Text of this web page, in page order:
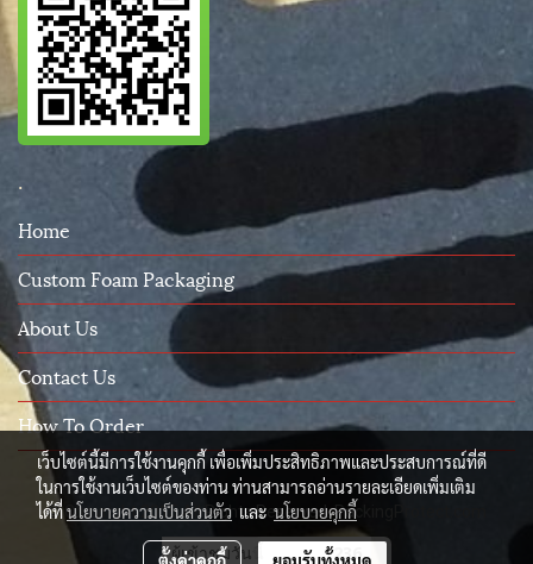
.
Home
Custom Foam Packaging
About Us
Contact Us
How To Order
© Copyright 2015 All Rights Reserved. PackingProtect.com
ผู้เข้าชมวันนี้ 236
เว็บไซต์นี้มีการใช้งานคุกกี้ เพื่อเพิ่มประสิทธิภาพและประสบการณ์ที่ดี
ในการใช้งานเว็บไซต์ของท่าน ท่านสามารถอ่านรายละเอียดเพิ่มเติม
ได้ที่นโยบายความเป็นส่วนตัว และ นโยบายคุกกี้